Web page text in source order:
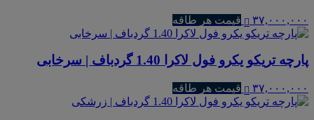
۳۷,۰۰۰,۰۰۰ قیمت هر طاقه
پارچه تریکو یکرو فول لاکرا 1.40 گردباف | سرخابی
۳۷,۰۰۰,۰۰۰ قیمت هر طاقه